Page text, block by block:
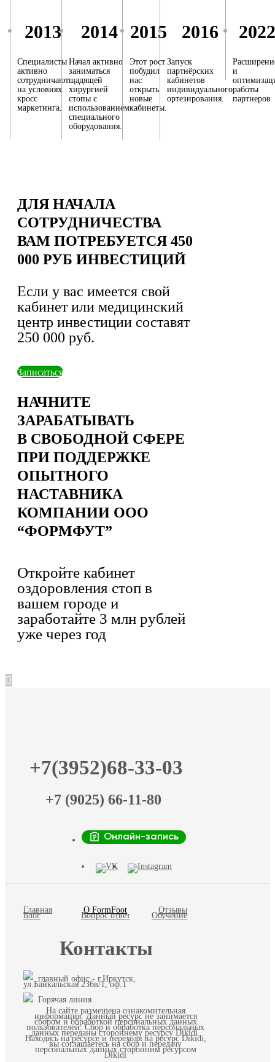
2013
Специалисты
активно
сотрудничают
на условиях
кросс
маркетинга.
2014
Начал активно
заниматься
щадящей
хирургией
стопы с
использованием
специального
оборудования.
2015
Этот рост
побудил
нас
открыть
новые
кабинеты.
2016
Запуск
партнёрских
кабинетов
индивидуального
ортезирования.
2022
и
работы
партнеров
ДЛЯ НАЧАЛА
СОТРУДНИЧЕСТВА
ВАМ ПОТРЕБУЕТСЯ 450
000 РУБ ИНВЕСТИЦИЙ
Если у вас имеется свой
кабинет или медицинский
центр инвестиции составят
250 000 руб.
Записаться
НАЧНИТЕ
ЗАРАБАТЫВАТЬ
В СВОБОДНОЙ СФЕРЕ
ПРИ ПОДДЕРЖКЕ
ОПЫТНОГО
НАСТАВНИКА
КОМПАНИИ ООО
“ФОРМФУТ”
Откройте кабинет
оздоровления стоп в
вашем городе и
заработайте 3 млн рублей
уже через год
+7(3952)68-33-03
+7 (9025) 66-11-80
Онлайн-запись
Главная О FormFoot Отзывы
Блог Вопрос ответ Обучение
Контакты
главный офис - г.Иркутск,
ул.Байкальская 236в/1, оф.1
Горячая линия
На сайте размещена ознакомительная
информация. Данный ресурс не занимается
сбором и обработкой персональных данных
пользователей. Сбор и обработка персональных
данных переданы стороннему ресурсу Dikidi.
Находясь на ресурсе и переходя на ресурс Dikidi,
вы соглашаетесь на сбор и передачу
персональных данных сторонним ресурсом
Dikidi